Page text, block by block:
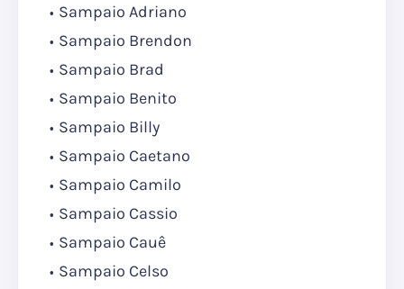
Sampaio Adriano
Sampaio Brendon
Sampaio Brad
Sampaio Benito
Sampaio Billy
Sampaio Caetano
Sampaio Camilo
Sampaio Cassio
Sampaio Cauê
Sampaio Celso